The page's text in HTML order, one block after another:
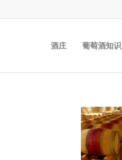
酒庄 葡萄酒知识